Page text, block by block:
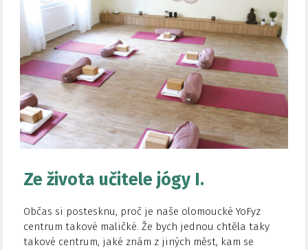
Ze života učitele jógy I.
Občas si postesknu, proč je naše olomoucké YoFyz
centrum takové maličké. Že bych jednou chtěla taky
takové centrum, jaké znám z jiných měst, kam se